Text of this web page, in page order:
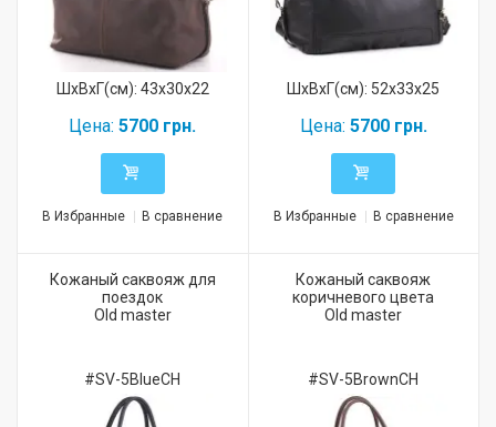
ШхВхГ(см): 43x30x22
Цена: 5700 грн.
В Избранные В сравнение
ШхВхГ(см): 52x33x25
Цена: 5700 грн.
В Избранные В сравнение
Кожаный саквояж для
поездок
Old master
#SV-5BlueCH
Кожаный саквояж
коричневого цвета
Old master
#SV-5BrownCH